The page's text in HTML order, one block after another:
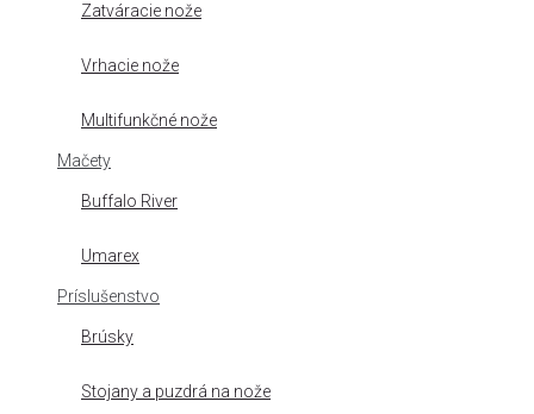
Zatváracie nože
Vrhacie nože
Multifunkčné nože
Mačety
Buffalo River
Umarex
Príslušenstvo
Brúsky
Stojany a puzdrá na nože